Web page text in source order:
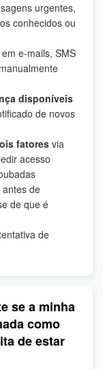
urgentes,
conhecidos ou
em e-mails, SMS
disponíveis
de novos
fatores via
acesso
antes de
de que é
de
se a minha
como
de estar